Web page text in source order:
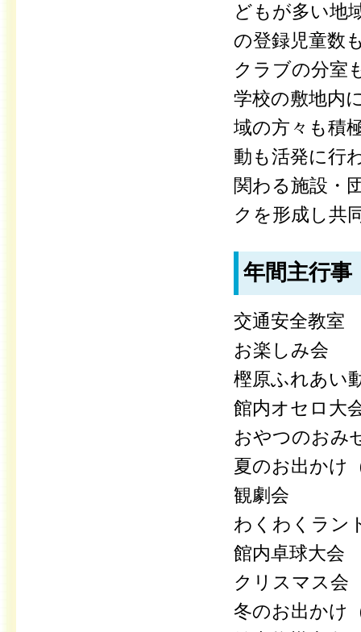
どもが多い地
の登録児童数
クラブの分室
学校の敷地内
域の方々も積
動も活発に行
関わる施設・
クを形成し共
年間主行事
交通安全教室
お楽しみ会
樫原ふれあい
館内オセロ大
おやつのおみ
夏のお出かけ
観劇会
わくわくラン
館内卓球大会
クリスマス会
冬のお出かけ